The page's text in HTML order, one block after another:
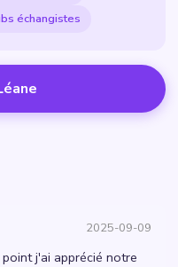
échangistes
2025-09-09
j'ai apprécié notre